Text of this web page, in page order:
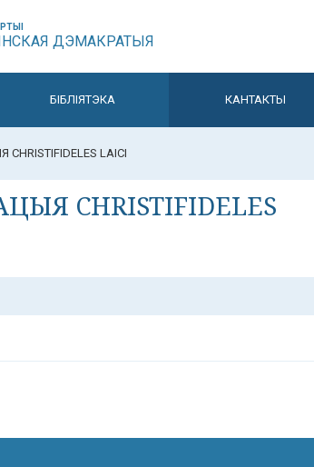
ДЭМАКРАТЫЯ
БІБЛІЯТЭКА КАНТАКТЫ
LAICI
CHRISTIFIDELES